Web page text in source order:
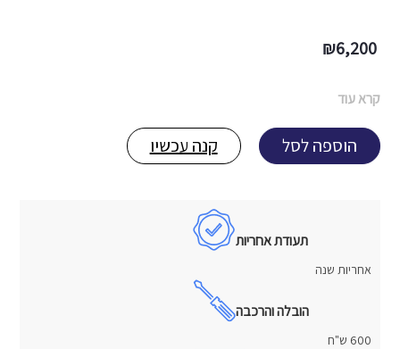
6,200
₪
קרא עוד
הוספה לסל קנה עכשיו
תעודת אחריות
אחריות שנה
הובלה והרכבה
600 ש"ח